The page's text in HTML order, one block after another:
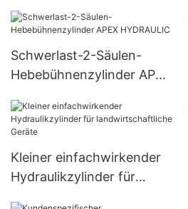
Schwerlast-2-Säulen-
Hebebühnenzylinder APEX
Kleiner einfachwirkender
Hydraulikzylinder für